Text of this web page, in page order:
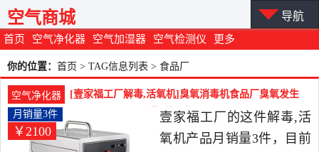
首页 空气净化器 空气加湿器 空气检测仪 更多
空气商城 导航
你的位置： 首页 > TAG信息列表 > 食品厂
空气净化器
[壹家福工厂解毒,活氧机]臭氧消毒机食品厂臭氧发生
器杀菌车间消月销量3件仅售2100元
￥2100
月销量3件
壹家福工厂的这件解毒,活
氧机产品月销量3件，目前